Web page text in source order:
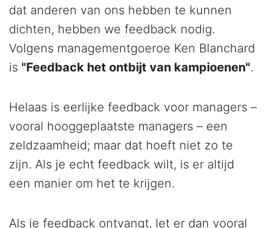
dat anderen van ons hebben te kunnen
dichten, hebben we feedback nodig.
Volgens managementgoeroe Ken Blanchard
is "Feedback het ontbijt van kampioenen".
Helaas is eerlijke feedback voor managers –
vooral hooggeplaatste managers – een
zeldzaamheid; maar dat hoeft niet zo te
zijn. Als je echt feedback wilt, is er altijd
een manier om het te krijgen.
Als je feedback ontvangt, let er dan vooral